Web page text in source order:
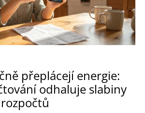
přeplácejí energie:
odhaluje slabiny